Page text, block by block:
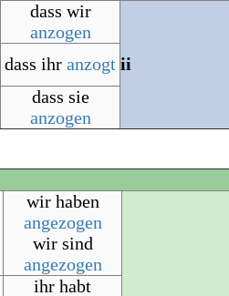
dass wir
anzogen
ii
dass ihr anzogt
dass sie
anzogen
wir haben
angezogen
wir sind
angezogen
ihr habt